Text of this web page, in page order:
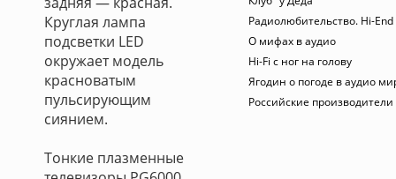
Круглая лампа
подсветки LED
окружает модель
красноватым
пульсирующим
сиянием.
Тонкие плазменные
Радиолюбительство. Hi-End
О мифах в аудио
Hi-Fi с ног на голову
Ягодин о погоде в аудио
Российские производители